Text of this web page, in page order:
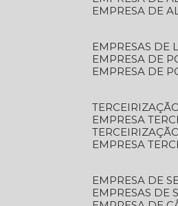
EMPRESA DE
EMPRESAS
EMPRESA DE
EMPRESA DE
EMPRESA
EMPRESA
EMPRESA DE
EMPRESAS